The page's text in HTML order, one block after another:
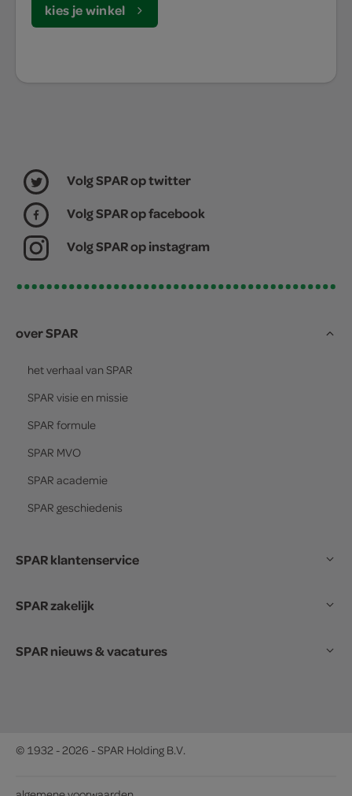
kies je winkel
Volg SPAR op twitter
Volg SPAR op facebook
Volg SPAR op instagram
over SPAR
het verhaal van SPAR
SPAR visie en missie
SPAR formule
SPAR MVO
SPAR academie
SPAR geschiedenis
SPAR klantenservice
SPAR zakelijk
SPAR nieuws & vacatures
© 1932 - 2026 - SPAR Holding B.V.